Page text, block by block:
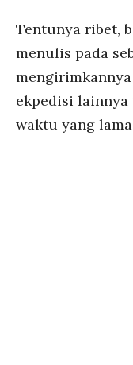
Tentunya ribet,
menulis pada
ekpedisi lainnya
waktu yang